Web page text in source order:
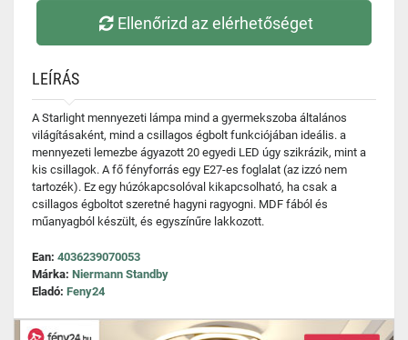
Ellenőrizd az elérhetőséget
LEÍRÁS
A Starlight mennyezeti lámpa mind a gyermekszoba általános
világításaként, mind a csillagos égbolt funkciójában ideális. a
mennyezeti lemezbe ágyazott 20 egyedi LED úgy szikrázik, mint a
kis csillagok. A fő fényforrás egy E27-es foglalat (az izzó nem
tartozék). Ez egy húzókapcsolóval kikapcsolható, ha csak a
csillagos égboltot szeretné hagyni ragyogni. MDF fából és
műanyagból készült, és egyszínűre lakkozott.
Ean: 4036239070053
Márka: Niermann Standby
Eladó: Feny24